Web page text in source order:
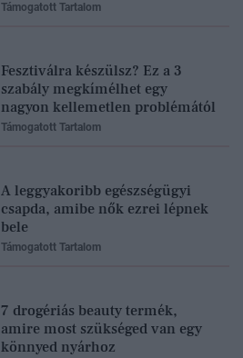
Támogatott Tartalom
Fesztiválra készülsz? Ez a 3
szabály megkímélhet egy
nagyon kellemetlen problémától
Támogatott Tartalom
A leggyakoribb egészségügyi
csapda, amibe nők ezrei lépnek
bele
Támogatott Tartalom
7 drogériás beauty termék,
amire most szükséged van egy
könnyed nyárhoz